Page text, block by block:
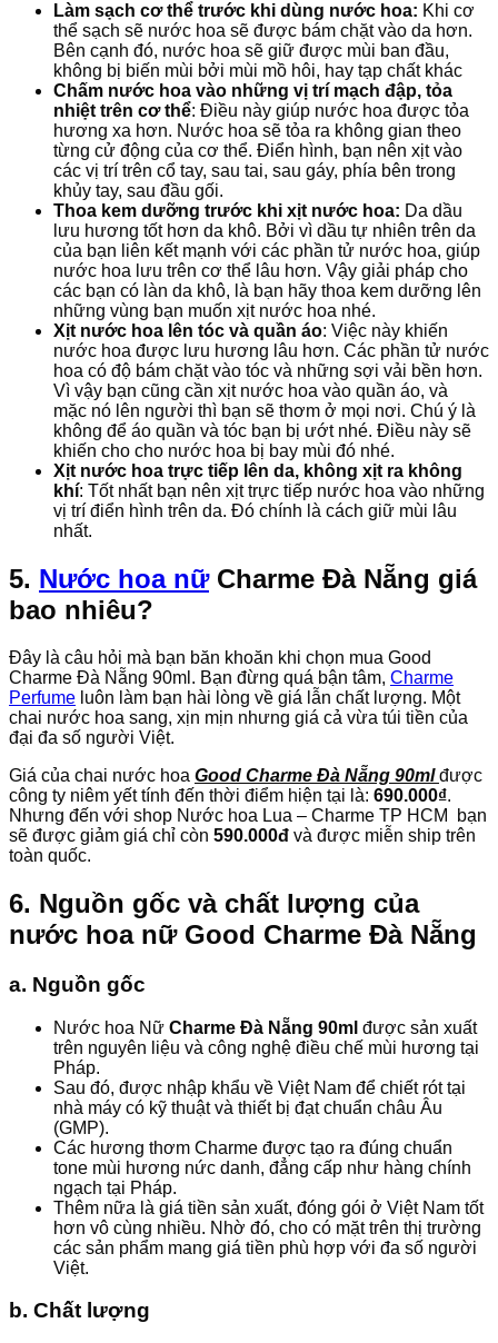
Làm sạch cơ thể trước khi dùng nước hoa: Khi cơ
thể sạch sẽ nước hoa sẽ được bám chặt vào da hơn.
Bên cạnh đó, nước hoa sẽ giữ được mùi ban đầu,
không bị biến mùi bởi mùi mồ hôi, hay tạp chất khác
Chấm nước hoa vào những vị trí mạch đập, tỏa
nhiệt trên cơ thể: Điều này giúp nước hoa được tỏa
hương xa hơn. Nước hoa sẽ tỏa ra không gian theo
từng cử động của cơ thể. Điển hình, bạn nên xịt vào
các vị trí trên cổ tay, sau tai, sau gáy, phía bên trong
khủy tay, sau đầu gối.
Thoa kem dưỡng trước khi xịt nước hoa: Da dầu
lưu hương tốt hơn da khô. Bởi vì dầu tự nhiên trên da
của bạn liên kết mạnh với các phần tử nước hoa, giúp
nước hoa lưu trên cơ thể lâu hơn. Vậy giải pháp cho
các bạn có làn da khô, là bạn hãy thoa kem dưỡng lên
những vùng bạn muốn xịt nước hoa nhé.
Xịt nước hoa lên tóc và quần áo: Việc này khiến
nước hoa được lưu hương lâu hơn. Các phần tử nước
hoa có độ bám chặt vào tóc và những sợi vải bền hơn.
Vì vậy bạn cũng cần xịt nước hoa vào quần áo, và
mặc nó lên người thì bạn sẽ thơm ở mọi nơi. Chú ý là
không để áo quần và tóc bạn bị ướt nhé. Điều này sẽ
khiến cho cho nước hoa bị bay mùi đó nhé.
Xịt nước hoa trực tiếp lên da, không xịt ra không
khí: Tốt nhất bạn nên xịt trực tiếp nước hoa vào những
vị trí điển hình trên da. Đó chính là cách giữ mùi lâu
nhất.
5. Nước hoa nữCharme Đà Nẵng giá
bao nhiêu?
Đây là câu hỏi mà bạn băn khoăn khi chọn mua Good
Charme Đà Nẵng 90ml. Bạn đừng quá bận tâm, Charme
Perfume luôn làm bạn hài lòng về giá lẫn chất lượng. Một
chai nước hoa sang, xịn mịn nhưng giá cả vừa túi tiền của
đại đa số người Việt.
Giá của chai nước hoa Good Charme Đà Nẵng 90mlđược
công ty niêm yết tính đến thời điểm hiện tại là: 690.000₫.
Nhưng đến với shop Nước hoa Lua – Charme TP HCM bạn
sẽ được giảm giá chỉ còn 590.000đ và được miễn ship trên
toàn quốc.
6. Nguồn gốc và chất lượng của
nước hoa nữ Good Charme Đà Nẵng
a. Nguồn gốc
Nước hoa Nữ Charme Đà Nẵng 90ml được sản xuất
trên nguyên liệu và công nghệ điều chế mùi hương tại
Pháp.
Sau đó, được nhập khẩu về Việt Nam để chiết rót tại
nhà máy có kỹ thuật và thiết bị đạt chuẩn châu Âu
(GMP).
Các hương thơm Charme được tạo ra đúng chuẩn
tone mùi hương nức danh, đẳng cấp như hàng chính
ngạch tại Pháp.
Thêm nữa là giá tiền sản xuất, đóng gói ở Việt Nam tốt
hơn vô cùng nhiều. Nhờ đó, cho có mặt trên thị trường
các sản phẩm mang giá tiền phù hợp với đa số người
Việt.
b. Chất lượng